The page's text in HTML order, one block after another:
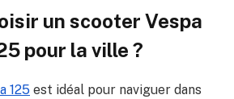
un scooter Vespa
pour la ville ?
125 est idéal pour naviguer dans